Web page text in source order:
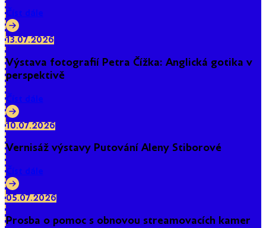
Číst dále
13.07.2026
Výstava fotografií Petra Čížka: Anglická gotika v
perspektivě
Číst dále
10.07.2026
Vernisáž výstavy Putování Aleny Stiborové
Číst dále
05.07.2026
Prosba o pomoc s obnovou streamovacích kamer